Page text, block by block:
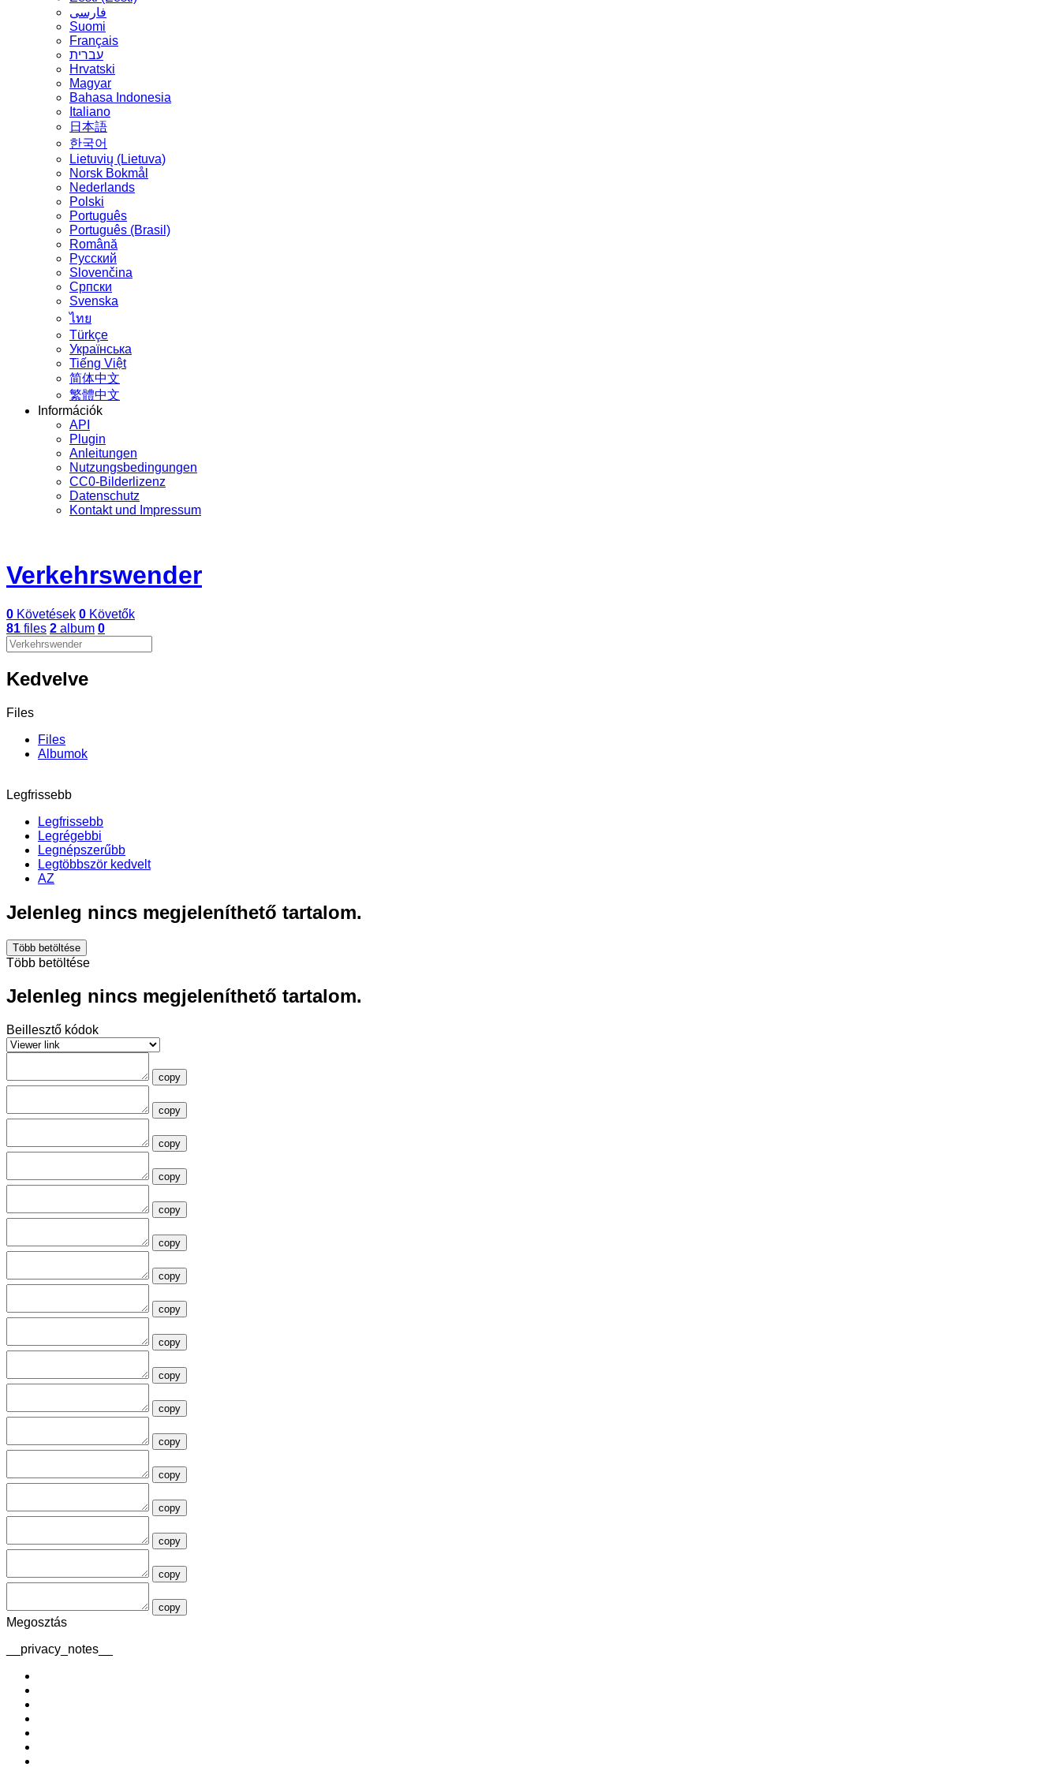
فارسی
Suomi
Français
עברית
Hrvatski
Magyar
Bahasa Indonesia
Italiano
日本語
한국어
Lietuvių (Lietuva)
‪Norsk Bokmål‬
Nederlands
Polski
Português
Português (Brasil)
Română
Русский
Slovenčina
Српски
Svenska
ไทย
Türkçe
Українська
Tiếng Việt
简体中文
繁體中文
Információk
API
Plugin
Anleitungen
Nutzungsbedingungen
CC0-Bilderlizenz
Datenschutz
Kontakt und Impressum
Verkehrswender
0 Követések 0 Követők
81 files 2 album 0
Kedvelve
Files
Files
Albumok
Legfrissebb
Legfrissebb
Legrégebbi
Legnépszerűbb
Legtöbbször kedvelt
AZ
Jelenleg nincs megjeleníthető tartalom.
Több betöltése
Több betöltése
Jelenleg nincs megjeleníthető tartalom.
Beillesztő kódok
copy
copy
copy
copy
copy
copy
copy
copy
copy
copy
copy
copy
copy
copy
copy
copy
copy
Megosztás
__privacy_notes__